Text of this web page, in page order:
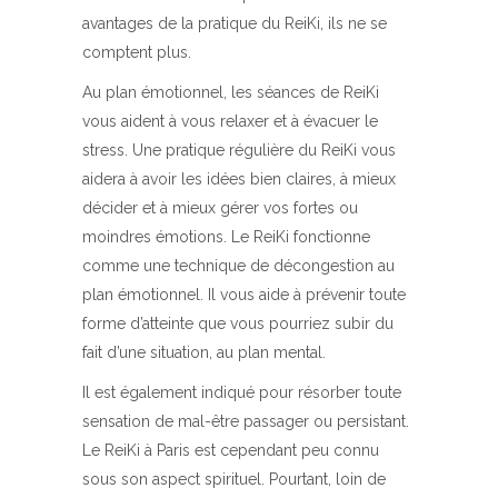
avantages de la pratique du ReiKi, ils ne se
comptent plus.
Au plan émotionnel, les séances de ReiKi
vous aident à vous relaxer et à évacuer le
stress. Une pratique régulière du ReiKi vous
aidera à avoir les idées bien claires, à mieux
décider et à mieux gérer vos fortes ou
moindres émotions. Le ReiKi fonctionne
comme une technique de décongestion au
plan émotionnel. Il vous aide à prévenir toute
forme d’atteinte que vous pourriez subir du
fait d’une situation, au plan mental.
Il est également indiqué pour résorber toute
sensation de mal-être passager ou persistant.
Le ReiKi à Paris est cependant peu connu
sous son aspect spirituel. Pourtant, loin de